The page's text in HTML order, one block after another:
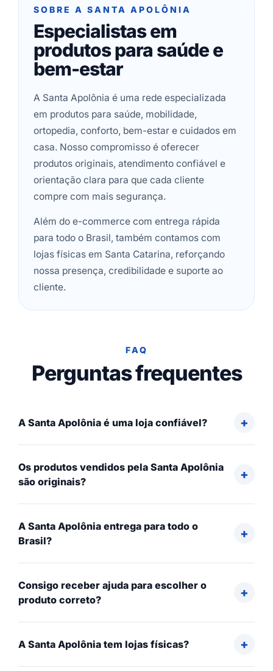
SOBRE A SANTA APOLÔNIA
Especialistas em
produtos para saúde e
bem-estar
A Santa Apolônia é uma rede especializada
em produtos para saúde, mobilidade,
ortopedia, conforto, bem-estar e cuidados em
casa. Nosso compromisso é oferecer
produtos originais, atendimento confiável e
orientação clara para que cada cliente
compre com mais segurança.
Além do e-commerce com entrega rápida
para todo o Brasil, também contamos com
lojas físicas em Santa Catarina, reforçando
nossa presença, credibilidade e suporte ao
cliente.
FAQ
Perguntas frequentes
A Santa Apolônia é uma loja confiável?
Os produtos vendidos pela Santa Apolônia
são originais?
A Santa Apolônia entrega para todo o
Brasil?
Consigo receber ajuda para escolher o
produto correto?
A Santa Apolônia tem lojas físicas?